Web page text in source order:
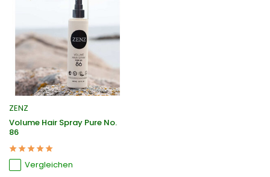
ZENZ
Volume Hair Spray Pure No.
86
Vergleichen